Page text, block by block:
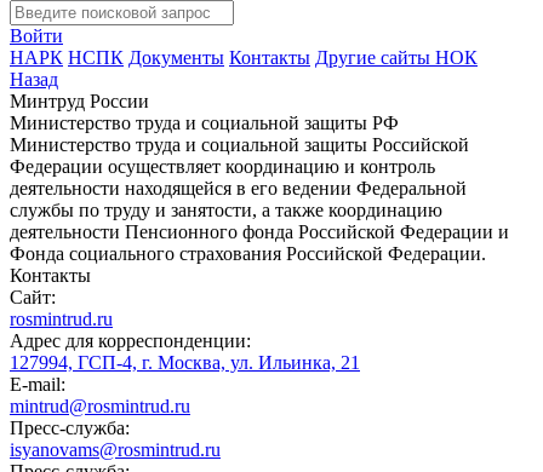
Войти
НАРК НСПК Документы Контакты Другие сайты НОК
Назад
Минтруд России
Министерство труда и социальной защиты РФ
Министерство труда и социальной защиты Российской
Федерации осуществляет координацию и контроль
деятельности находящейся в его ведении Федеральной
службы по труду и занятости, а также координацию
деятельности Пенсионного фонда Российской Федерации и
Фонда социального страхования Российской Федерации.
Контакты
Сайт:
rosmintrud.ru
Адрес для корреспонденции:
127994, ГСП-4, г. Москва, ул. Ильинка, 21
E-mail:
mintrud@rosmintrud.ru
Пресс-служба:
isyanovams@rosmintrud.ru